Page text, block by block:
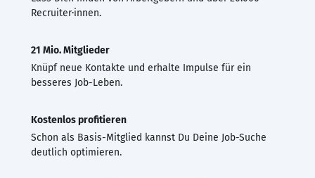
Recruiter·innen.
21 Mio. Mitglieder
Knüpf neue Kontakte und erhalte Impulse für ein
besseres Job-Leben.
Kostenlos profitieren
Schon als Basis-Mitglied kannst Du Deine Job-Suche
deutlich optimieren.